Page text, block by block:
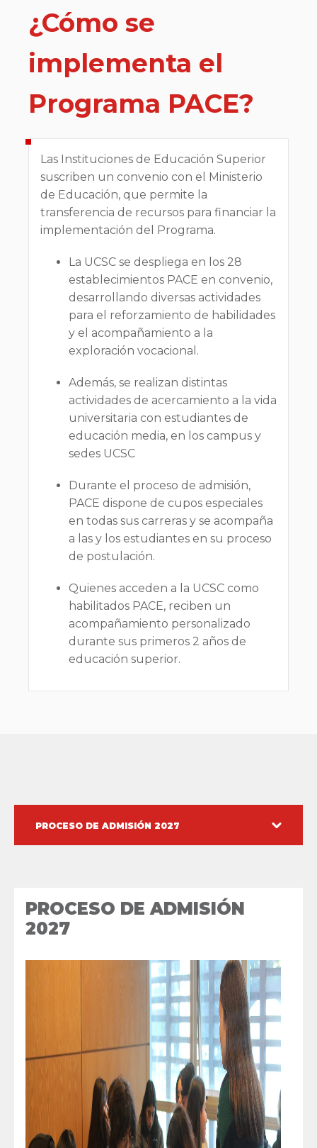
¿Cómo se
implementa el
Programa PACE?
Las Instituciones de Educación Superior
suscriben un convenio con el Ministerio
de Educación, que permite la
transferencia de recursos para financiar la
implementación del Programa.
La UCSC se despliega en los 28
establecimientos PACE en convenio,
desarrollando diversas actividades
para el reforzamiento de habilidades
y el acompañamiento a la
exploración vocacional.
Además, se realizan distintas
actividades de acercamiento a la vida
universitaria con estudiantes de
educación media, en los campus y
sedes UCSC
Durante el proceso de admisión,
PACE dispone de cupos especiales
en todas sus carreras y se acompaña
a las y los estudiantes en su proceso
de postulación.
Quienes acceden a la UCSC como
habilitados PACE, reciben un
acompañamiento personalizado
durante sus primeros 2 años de
educación superior.
PROCESO DE ADMISIÓN 2027
PROCESO DE ADMISIÓN
2027